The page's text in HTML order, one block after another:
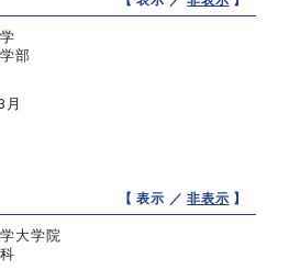
部
月
【 表示 ／非表示 】
大学院